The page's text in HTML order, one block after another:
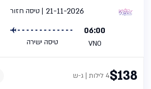
טיסה חזור
21-11-2026
06:00
VNO טיסה ישירה
$1384 לילות | ג-ש